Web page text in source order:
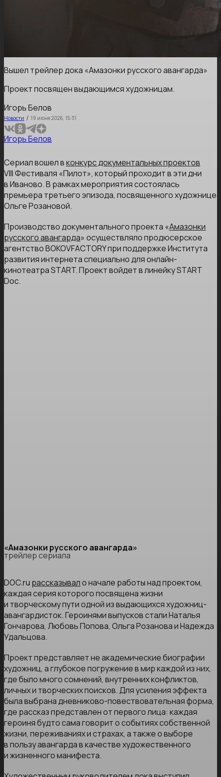
Вышел трейлер дока «Амазонки русского авангарда»
Проект посвящен выдающимся художницам.
Игорь Белов
Новости / 19 июня 2026, 15:31
Игорь Белов
Сериал вошел вконкурс документальных проектов
VIII Фестиваля «Пилот», который проходит в эти дни
в Иваново. В рамках мероприятия состоялась
премьера третьего эпизода, посвященного художнице
Ольге Розановой.
Производство документального проекта «Амазонки
русского авангарда» осуществляло продюсерское
агентство BOKOVFACTORY при поддержке Института
развития интернета специально для онлайн-
кинотеатра START. Проект войдет в линейку START
Doc.
«Амазонки русского авангарда»
трейлер сериала
DOC.ru рассказывало начале работы над проектом,
каждая серия которого посвящена жизни
и творческому пути одной из выдающихся художниц-
авангардисток. Героинями выпусков стали Наталья
Гончарова, Любовь Попова, Ольга Розанова и Надежда
Удальцова.
Проект представляет не академические биографии
художниц, а глубокое погружение в мир каждой из них,
где было много сомнений, внутренних конфликтов,
личных и творческих поисков. Для усиления эффекта
была выбрана дневниково-повествовательная форма,
где рассказ представлен от первого лица: каждая
героиня будто сама говорит о событиях собственной
жизни, переживаниях и страхах, а также о выборе
в пользу авангарда в качестве художественного
и жизненного манифеста.